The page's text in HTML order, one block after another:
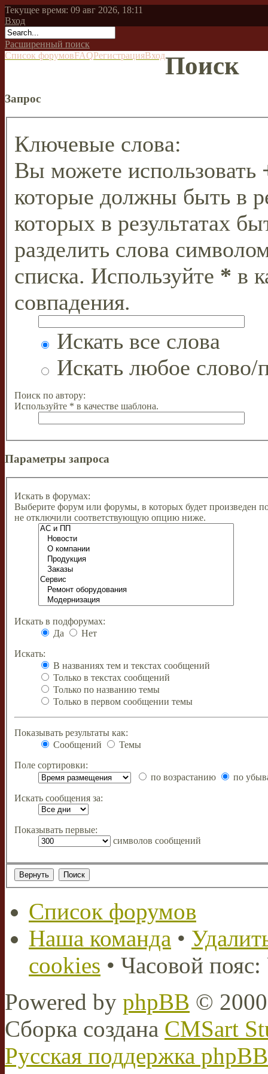
Текущее время: 09 авг 2026, 18:11
Вход
Расширенный поиск
Список форумовFAQРегистрацияВходПоиск
Запрос
Ключевые слова:
Вы можете использовать
которые должны быть в
которых в результатах
разделить слова
списка. Используйте * в
совпадения.
Искать все слова
Искать любое слово/
Поиск по автору:
Используйте * в качестве шаблона.
Параметры запроса
Искать в форумах:
Выберите форум или форумы, в которых будет произведен
не отключили соответствующую опцию ниже.
Искать в подфорумах:
Да
Нет
Искать:
В названиях тем и текстах сообщений
Только в текстах сообщений
Только по названию темы
Только в первом сообщении темы
Показывать результаты как:
Сообщений
Темы
Поле сортировки:
по возрастанию
по
Искать сообщения за:
Показывать первые:
символов сообщений
Список форумов
Наша команда •
cookies • Часовой
Powered by phpBB ©
Сборка создана CMSart
Русская поддержка phpBB